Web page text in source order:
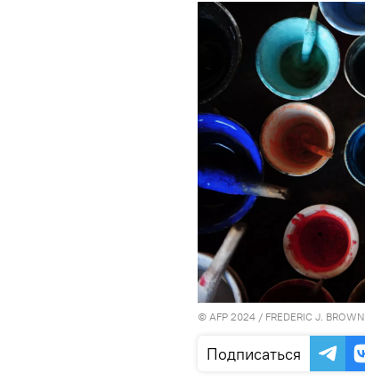
© AFP 2024 / FREDERIC J. BROWN
Подписаться